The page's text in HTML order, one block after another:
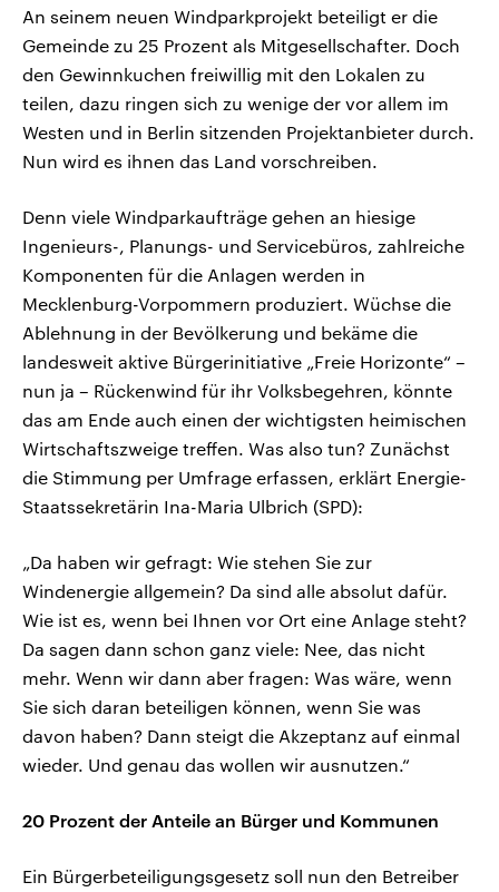
An seinem neuen Windparkprojekt beteiligt er die
Gemeinde zu 25 Prozent als Mitgesellschafter. Doch
den Gewinnkuchen freiwillig mit den Lokalen zu
teilen, dazu ringen sich zu wenige der vor allem im
Westen und in Berlin sitzenden Projektanbieter durch.
Nun wird es ihnen das Land vorschreiben.
Denn viele Windparkaufträge gehen an hiesige
Ingenieurs-, Planungs- und Servicebüros, zahlreiche
Komponenten für die Anlagen werden in
Mecklenburg-Vorpommern produziert. Wüchse die
Ablehnung in der Bevölkerung und bekäme die
landesweit aktive Bürgerinitiative „Freie Horizonte“ –
nun ja – Rückenwind für ihr Volksbegehren, könnte
das am Ende auch einen der wichtigsten heimischen
Wirtschaftszweige treffen. Was also tun? Zunächst
die Stimmung per Umfrage erfassen, erklärt Energie-
Staatssekretärin Ina-Maria Ulbrich (SPD):
„Da haben wir gefragt: Wie stehen Sie zur
Windenergie allgemein? Da sind alle absolut dafür.
Wie ist es, wenn bei Ihnen vor Ort eine Anlage steht?
Da sagen dann schon ganz viele: Nee, das nicht
mehr. Wenn wir dann aber fragen: Was wäre, wenn
Sie sich daran beteiligen können, wenn Sie was
davon haben? Dann steigt die Akzeptanz auf einmal
wieder. Und genau das wollen wir ausnutzen.“
20 Prozent der Anteile an Bürger und Kommunen
Ein Bürgerbeteiligungsgesetz soll nun den Betreiber